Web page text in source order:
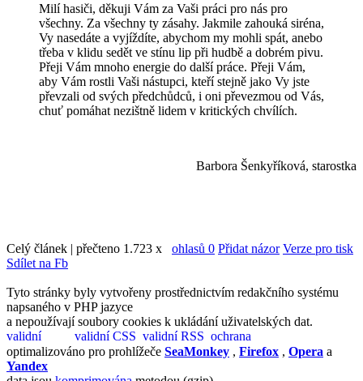
Milí hasiči, děkuji Vám za Vaši práci pro nás pro
všechny. Za všechny ty zásahy. Jakmile zahouká siréna,
Vy nasedáte a vyjíždíte, abychom my mohli spát, anebo
třeba v klidu sedět ve stínu lip při hudbě a dobrém pivu.
Přeji Vám mnoho energie do další práce. Přeji Vám,
aby Vám rostli Vaši nástupci, kteří stejně jako Vy jste
převzali od svých předchůdců, i oni převezmou od Vás,
chuť pomáhat nezištně lidem v kritických chvílích.
Barbora Šenkyříková, starostka
Celý článek | přečteno 1.723 x ohlasů 0 Přidat názor Verze pro tisk
Sdílet na Fb
Tyto stránky byly vytvořeny prostřednictvím redakčního systému
napsaného v PHP jazyce
a nepoužívají soubory cookies k ukládání uživatelských dat.
optimalizováno pro prohlížeče SeaMonkey , Firefox , Opera a
Yandex